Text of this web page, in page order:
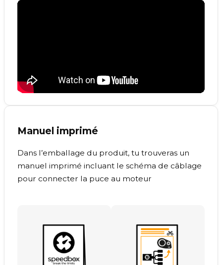
Manuel imprimé
Dans l’emballage du produit, tu trouveras un
manuel imprimé incluant le schéma de câblage
pour connecter la puce au moteur